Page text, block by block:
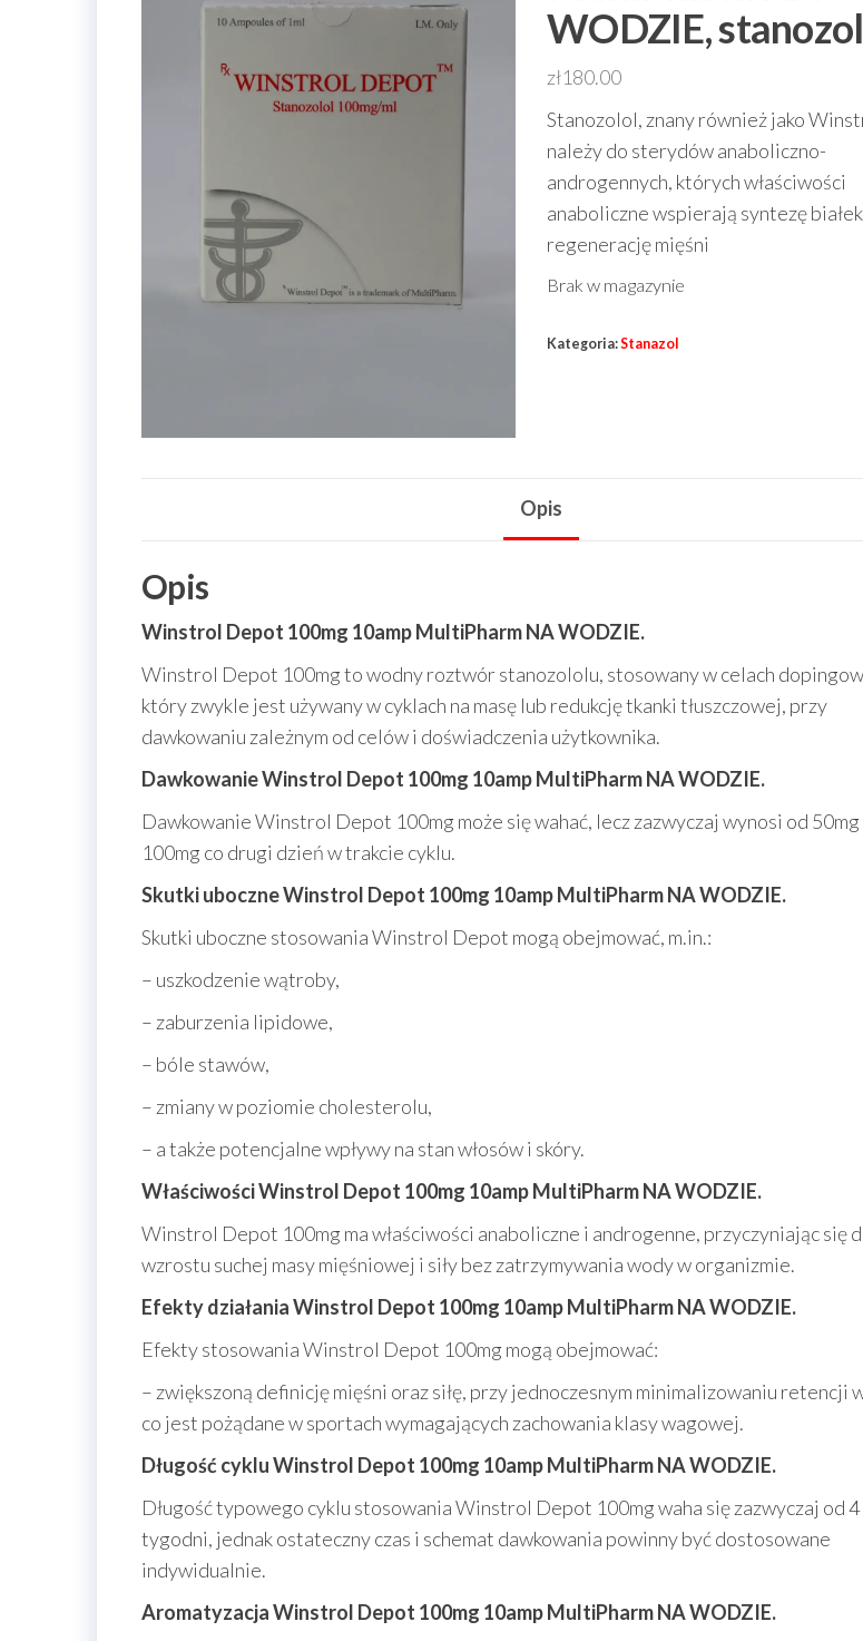
WODZIE,
zł180.00
Stanozolol, znany również jako
należy do sterydów anaboliczno-
androgennych, których właściwości
anaboliczne wspierają syntezę
regenerację mięśni
Brak w magazynie
Kategoria:Stanazol
Opis
Opis
Winstrol Depot 100mg 10amp MultiPharm NA WODZIE.
Winstrol Depot 100mg to wodny roztwór stanozololu, stosowany w celach
który zwykle jest używany w cyklach na masę lub redukcję tkanki tłuszczowej, przy
dawkowaniu zależnym od celów i doświadczenia użytkownika.
Dawkowanie Winstrol Depot 100mg 10amp MultiPharm NA WODZIE.
Dawkowanie Winstrol Depot 100mg może się wahać, lecz zazwyczaj wynosi od 50mg
100mg co drugi dzień w trakcie cyklu.
Skutki uboczne Winstrol Depot 100mg 10amp MultiPharm NA WODZIE.
Skutki uboczne stosowania Winstrol Depot mogą obejmować, m.in.:
– uszkodzenie wątroby,
– zaburzenia lipidowe,
– bóle stawów,
– zmiany w poziomie cholesterolu,
– a także potencjalne wpływy na stan włosów i skóry.
Właściwości Winstrol Depot 100mg 10amp MultiPharm NA WODZIE.
Winstrol Depot 100mg ma właściwości anaboliczne i androgenne, przyczyniając się
wzrostu suchej masy mięśniowej i siły bez zatrzymywania wody w organizmie.
Efekty działania Winstrol Depot 100mg 10amp MultiPharm NA WODZIE.
Efekty stosowania Winstrol Depot 100mg mogą obejmować:
– zwiększoną definicję mięśni oraz siłę, przy jednoczesnym minimalizowaniu retencji
co jest pożądane w sportach wymagających zachowania klasy wagowej.
Długość cyklu Winstrol Depot 100mg 10amp MultiPharm NA WODZIE.
Długość typowego cyklu stosowania Winstrol Depot 100mg waha się zazwyczaj od 4
tygodni, jednak ostateczny czas i schemat dawkowania powinny być dostosowane
indywidualnie.
AromatyzacjaWinstrol Depot 100mg 10amp MultiPharm NA WODZIE.